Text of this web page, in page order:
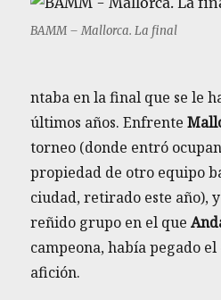
BAMM – Mallorca. La final
ntaba en la final que se le
últimos años. Enfrente
torneo (donde entró
propiedad de otro equipo
ciudad, retirado este año),
reñido grupo en el que
campeona, había pegado
afición.